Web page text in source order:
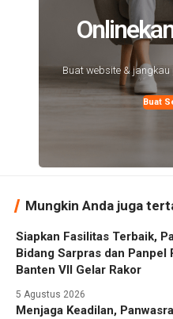
Buat website &
Buat
Mungkin Anda juga
Siapkan Fasilitas Terbaik,
Bidang Sarpras dan Panpel
Banten VII Gelar Rakor
5 Agustus 2026
Menjaga Keadilan,